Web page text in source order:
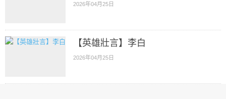
2026年04月25日
【英雄壯言】李白
2026年04月25日